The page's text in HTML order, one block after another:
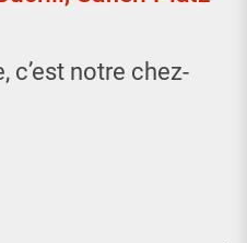
c’est notre chez-